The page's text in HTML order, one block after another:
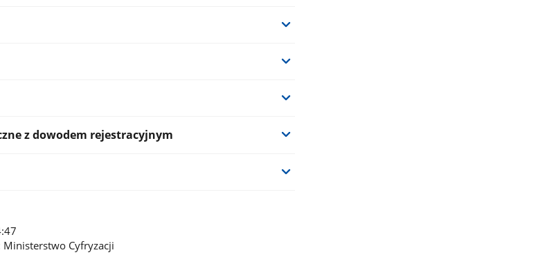
z dowodem rejestracyjnym
Ministerstwo Cyfryzacji